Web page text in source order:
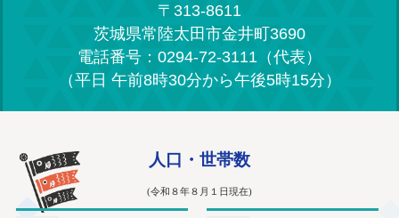
〒313-8611
茨城県常陸太田市金井町3690
電話番号：0294-72-3111（代表）
（平日 午前8時30分から午後5時15分）